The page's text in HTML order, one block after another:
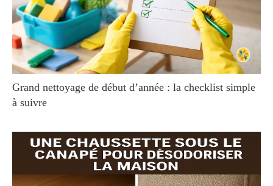
Grand nettoyage de début d’année : la checklist simple
à suivre